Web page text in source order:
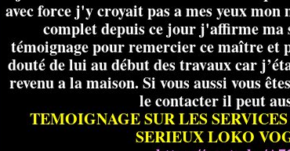
avec force j'y croyait pas a mes yeux
complet depuis ce jour j'affirme ma
témoignage pour remercier ce maître
douté de lui au début des travaux car
revenu a la maison. Si vous aussi vous
le contacter il peut
TEMOIGNAGE SUR LES
SERIEUX LOKO